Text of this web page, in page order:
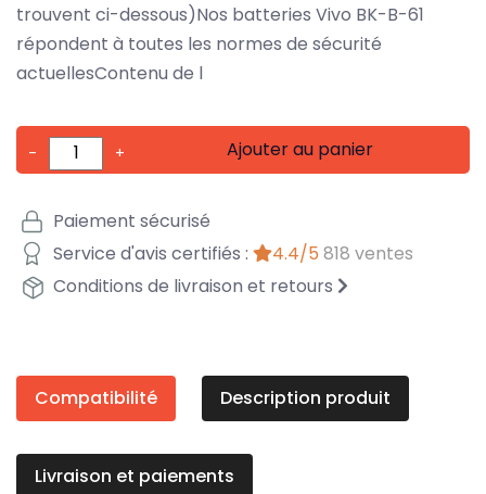
trouvent ci-dessous)Nos batteries Vivo BK-B-61
répondent à toutes les normes de sécurité
actuellesContenu de l
- + Ajouter au panier
Paiement sécurisé
Service d'avis certifiés :
4.4/5 818 ventes
Conditions de livraison et retours
Compatibilité Description produit
Livraison et paiements